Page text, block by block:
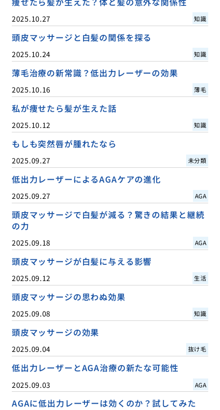
2025.10.27 知識
頭皮マッサージと白髪の関係を探る
2025.10.24 知識
薄毛治療の新常識？低出力レーザーの効果
2025.10.16 薄毛
私が痩せたら髪が生えた話
2025.10.12 知識
もしも突然唇が腫れたなら
2025.09.27 未分類
低出力レーザーによるAGAケアの進化
2025.09.27 AGA
頭皮マッサージで白髪が減る？驚きの結果と継続
の力
2025.09.18 AGA
頭皮マッサージが白髪に与える影響
2025.09.12 生活
頭皮マッサージの思わぬ効果
2025.09.08 知識
頭皮マッサージの効果
2025.09.04 抜け毛
低出力レーザーとAGA治療の新たな可能性
2025.09.03 AGA
AGAに低出力レーザーは効くのか？試してみた